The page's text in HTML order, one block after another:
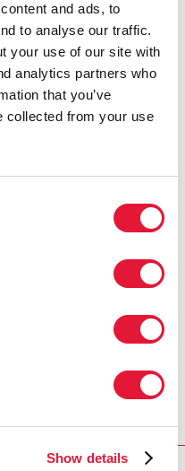
and ads, to
to analyse our traffic.
your use of our site with
analytics partners who
that you’ve
collected from your use
Show details
viven más años y de
del
Cada vez son
comprendidas entre
por el VIH, lo que
o más años de edad
en la epidemia
los jóvenes.